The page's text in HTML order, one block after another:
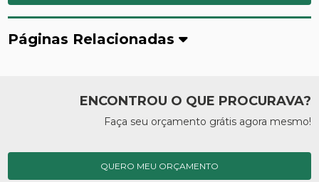
Páginas Relacionadas
ENCONTROU O QUE PROCURAVA?
Faça seu orçamento grátis agora mesmo!
QUERO MEU ORÇAMENTO